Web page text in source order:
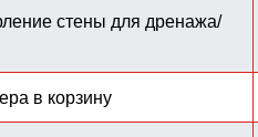
стены для дренажа/
в корзину